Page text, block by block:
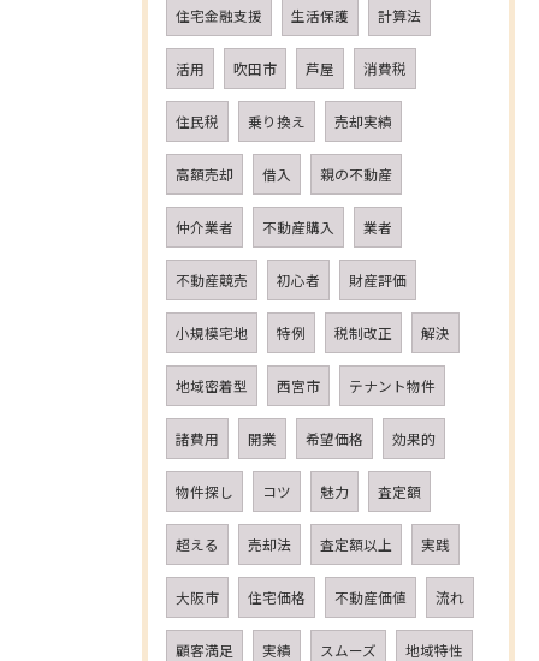
住宅金融支援 生活保護 計算法
活用 吹田市 芦屋 消費税
住民税 乗り換え 売却実績
高額売却 借入 親の不動産
仲介業者 不動産購入 業者
不動産競売 初心者 財産評価
小規模宅地 特例 税制改正 解決
地域密着型 西宮市 テナント物件
諸費用 開業 希望価格 効果的
物件探し コツ 魅力 査定額
超える 売却法 査定額以上 実践
大阪市 住宅価格 不動産価値 流れ
顧客満足 実績 スムーズ 地域特性